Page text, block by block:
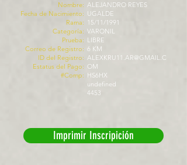
Nombre:
Fecha de Nacimiento:
Rama:
Categoría:
Prueba:
Correo de Registro:
ID del Registro:
Estatus del Pago:
#Comp:
ALEJANDRO REYES
UGALDE
15/11/1991
VARONIL
LIBRE
6 KM
ALEXKRU11.AR@GMAIL.C
OM
HS6HX
undefined
4453
Imprimir Inscripición